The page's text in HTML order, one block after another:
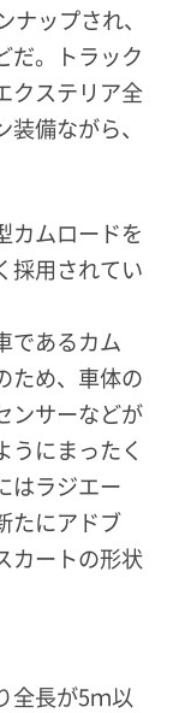
ップされ、
だ。トラック
クステリア全
備ながら、
カムロードを
採用されてい
であるカム
ため、車体の
ンサーなどが
うにまったく
はラジエー
たにアドブ
カートの形状
全長が5ｍ以